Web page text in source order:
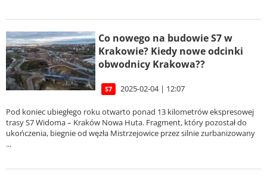
Co nowego na budowie S7 w
Krakowie? Kiedy nowe odcinki
obwodnicy Krakowa??
S7 2025-02-04 | 12:07
Pod koniec ubiegłego roku otwarto ponad 13 kilometrów ekspresowej
trasy S7 Widoma – Kraków Nowa Huta. Fragment, który pozostał do
ukończenia, biegnie od węzła Mistrzejowice przez silnie zurbanizowany
...